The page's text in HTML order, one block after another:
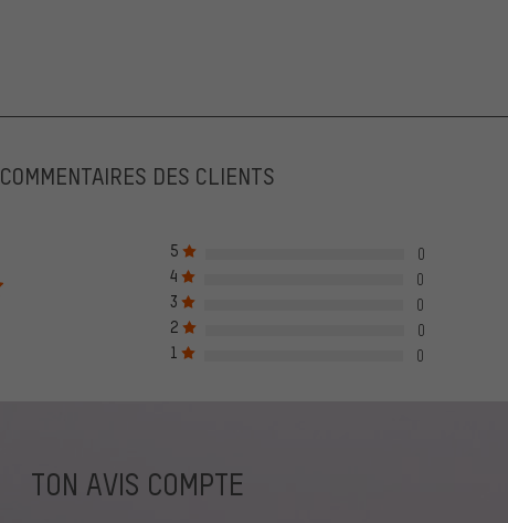
COMMENTAIRES DES CLIENTS
5
0
4
0
3
0
2
0
1
0
TON AVIS COMPTE